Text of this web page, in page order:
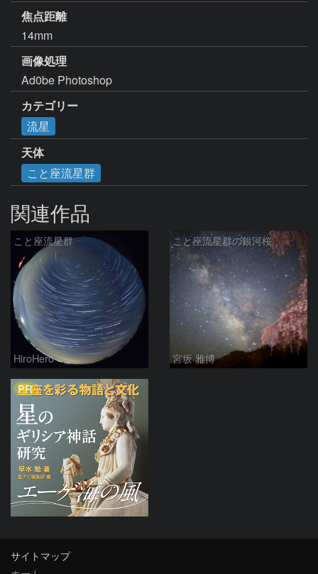
焦点距離
14mm
画像処理
Ad0be Photoshop
カテゴリー
流星
天体
こと座流星群
関連作品
こと座流星群
HiroHero
こと座流星群の銀河桜
宮坂 雅博
PR
サイトマップ